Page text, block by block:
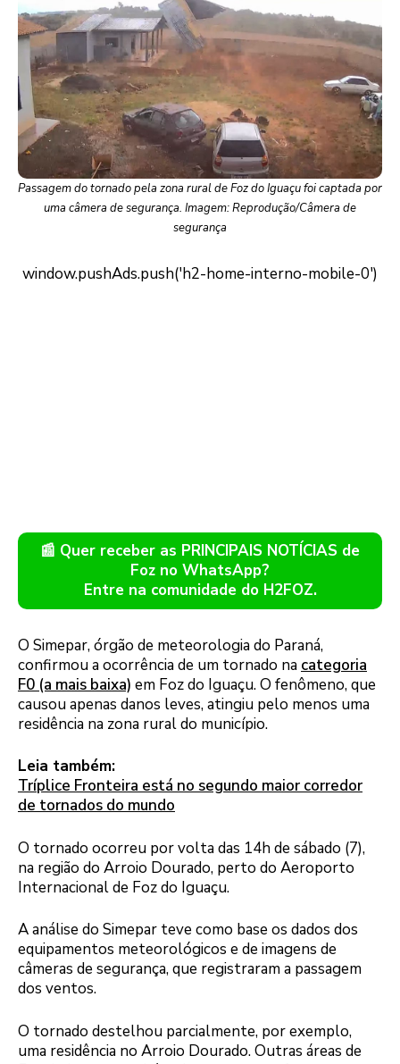
Passagem do tornado pela zona rural de Foz do Iguaçu foi captada por
uma câmera de segurança. Imagem: Reprodução/Câmera de
segurança
📰 Quer receber as PRINCIPAIS NOTÍCIAS de
Foz no WhatsApp?
Entre na comunidade do H2FOZ.
O Simepar, órgão de meteorologia do Paraná,
confirmou a ocorrência de um tornado na categoria
F0 (a mais baixa) em Foz do Iguaçu. O fenômeno, que
causou apenas danos leves, atingiu pelo menos uma
residência na zona rural do município.
Leia também:
Tríplice Fronteira está no segundo maior corredor
de tornados do mundo
O tornado ocorreu por volta das 14h de sábado (7),
na região do Arroio Dourado, perto do Aeroporto
Internacional de Foz do Iguaçu.
A análise do Simepar teve como base os dados dos
equipamentos meteorológicos e de imagens de
câmeras de segurança, que registraram a passagem
dos ventos.
O tornado destelhou parcialmente, por exemplo,
uma residência no Arroio Dourado. Outras áreas de